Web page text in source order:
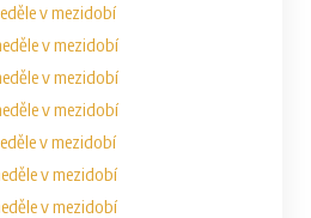
v mezidobí
v mezidobí
v mezidobí
v mezidobí
v mezidobí
v mezidobí
v mezidobí